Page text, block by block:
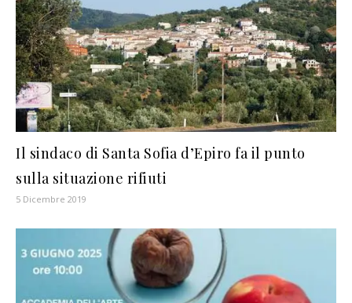
Il sindaco di Santa Sofia d’Epiro fa il punto
sulla situazione rifiuti
5 Dicembre 2019